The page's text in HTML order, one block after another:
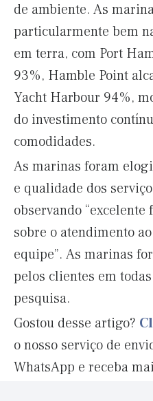
de ambiente. As
particularmente bem
em terra, com Port
93%, Hamble Point
Yacht Harbour 94%,
do investimento
comodidades.
As marinas foram
e qualidade dos
observando
sobre o atendimento
equipe”. As marinas
pelos clientes em
pesquisa.
Gostou desse artigo?
o nosso serviço de
WhatsApp e receba